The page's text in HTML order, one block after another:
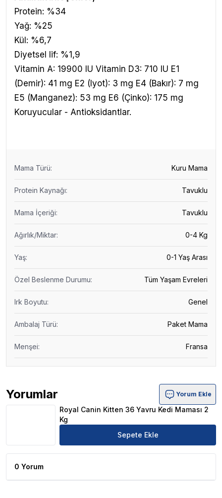
Protein: %34
Yağ: %25
Kül: %6,7
Diyetsel lif: %1,9
Vitamin A: 19900 IU Vitamin D3: 710 IU E1
(Demir): 41 mg E2 (Iyot): 3 mg E4 (Bakır): 7 mg
E5 (Manganez): 53 mg E6 (Çinko): 175 mg
Koruyucular - Antioksidantlar.
Mama Türü: Kuru Mama
Protein Kaynağı: Tavuklu
Mama İçeriği: Tavuklu
Ağırlık/Miktar: 0-4 Kg
Yaş: 0-1 Yaş Arası
Özel Beslenme Durumu: Tüm Yaşam Evreleri
Irk Boyutu: Genel
Ambalaj Türü: Paket Mama
Menşei: Fransa
Yorumlar
Royal Canin Kitten 36 Yavru Kedi Maması 2 Kg Ürün
Yorum Ekle
Royal Canin Kitten 36 Yavru Kedi Maması 2
Kg
Sepete Ekle
0 Yorum